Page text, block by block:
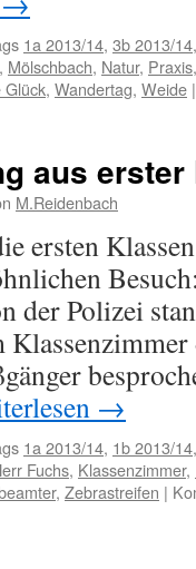
1a 2013/14, 3b 2013/14
, Mölschbach, Natur, Praxis
Glück, Wandertag, Weide |
aus erster
M.Reidenbach
ersten
der Polizei
→
1a 2013/14, 1b 2013/14
Fuchs, Klassenzimmer,
, Zebrastreifen |